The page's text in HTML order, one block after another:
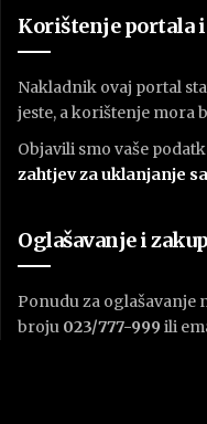
Korištenje portala
Nakladnik ovaj portal
jeste, a korištenje mora
Objavili smo vaše
zahtjev za uklanjanje
Oglašavanje i
Ponudu za oglašavanje
broju 023/777-999 ili